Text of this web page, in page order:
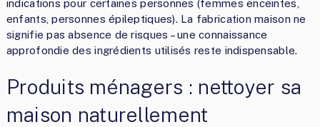
indications pour certaines personnes (femmes enceintes,
enfants, personnes épileptiques). La fabrication maison ne
signifie pas absence de risques – une connaissance
approfondie des ingrédients utilisés reste indispensable.
Produits ménagers : nettoyer sa
maison naturellement